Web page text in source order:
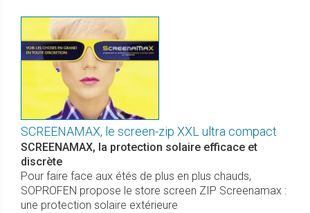
SCREENAMAX, le screen-zip XXL ultra compact
SCREENAMAX, la protection solaire efficace et
discrète
Pour faire face aux étés de plus en plus chauds,
SOPROFEN propose le store screen ZIP Screenamax :
une protection solaire extérieure